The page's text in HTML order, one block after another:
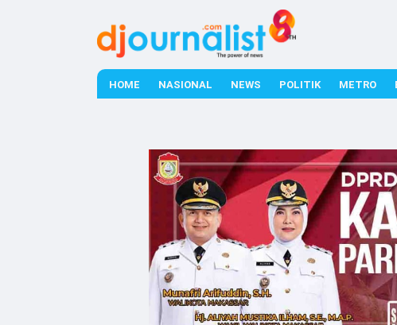
HOME NASIONAL NEWS POLITIK METRO